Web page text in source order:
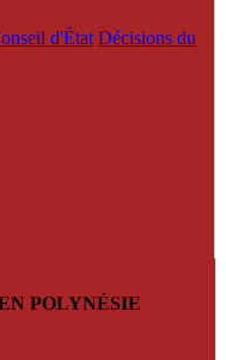
d'État Décisions du
POLYNÉSIE